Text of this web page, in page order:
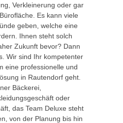
Verkleinerung oder gar
Es kann viele
geben, welche eine
Ihnen steht solch
Zukunft bevor? Dann
Wir sind Ihr kompetenter
eine professionelle und
in Rautendorf geht.
Bäckerei,
oder
das Team Deluxe steht
von der Planung bis hin